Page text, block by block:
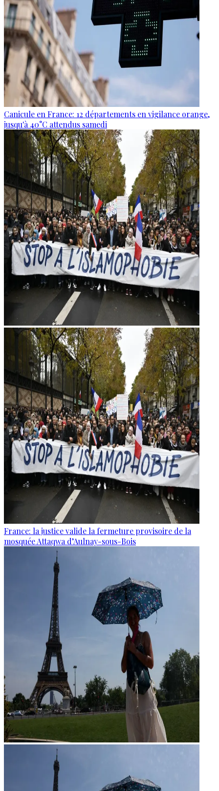
Canicule en France: 12 départements en vigilance orange,
jusqu'à 40°C attendus samedi
France: la justice valide la fermeture provisoire de la
mosquée Attaqwa d’Aulnay-sous-Bois